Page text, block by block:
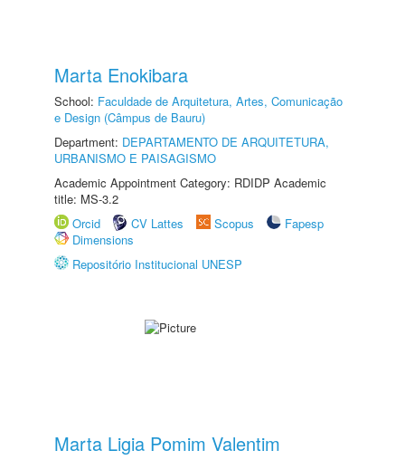
Marta Enokibara
School: Faculdade de Arquitetura, Artes, Comunicação
e Design (Câmpus de Bauru)
Department: DEPARTAMENTO DE ARQUITETURA,
URBANISMO E PAISAGISMO
Academic Appointment Category: RDIDP Academic
title: MS-3.2
Orcid
CV Lattes Scopus
Fapesp
Dimensions
Repositório Institucional UNESP
Marta Ligia Pomim Valentim